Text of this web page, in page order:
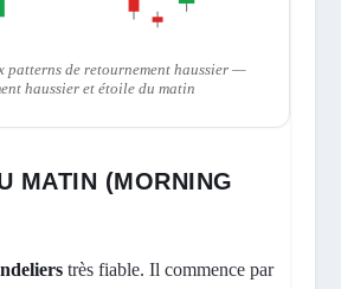
patterns de retournement haussier —
haussier et étoile du matin
MATIN (MORNING
très fiable. Il commence par